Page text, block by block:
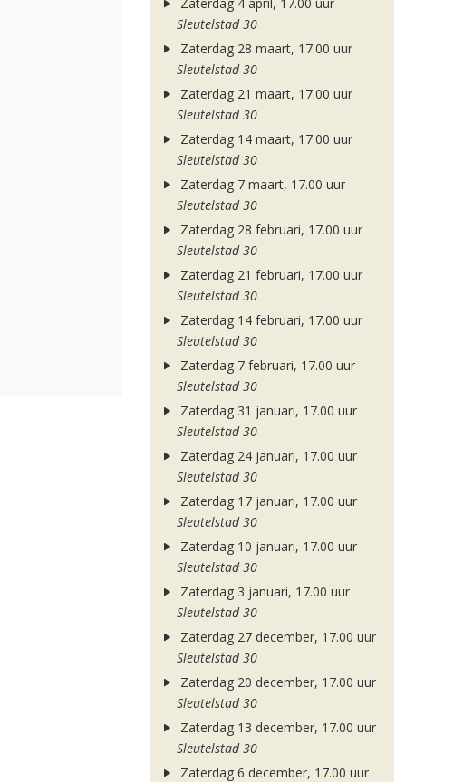
Sleutelstad 30
Zaterdag 28 maart, 17.00 uur
Sleutelstad 30
Zaterdag 21 maart, 17.00 uur
Sleutelstad 30
Zaterdag 14 maart, 17.00 uur
Sleutelstad 30
Zaterdag 7 maart, 17.00 uur
Sleutelstad 30
Zaterdag 28 februari, 17.00 uur
Sleutelstad 30
Zaterdag 21 februari, 17.00 uur
Sleutelstad 30
Zaterdag 14 februari, 17.00 uur
Sleutelstad 30
Zaterdag 7 februari, 17.00 uur
Sleutelstad 30
Zaterdag 31 januari, 17.00 uur
Sleutelstad 30
Zaterdag 24 januari, 17.00 uur
Sleutelstad 30
Zaterdag 17 januari, 17.00 uur
Sleutelstad 30
Zaterdag 10 januari, 17.00 uur
Sleutelstad 30
Zaterdag 3 januari, 17.00 uur
Sleutelstad 30
Zaterdag 27 december, 17.00 uur
Sleutelstad 30
Zaterdag 20 december, 17.00 uur
Sleutelstad 30
Zaterdag 13 december, 17.00 uur
Sleutelstad 30
Zaterdag 6 december, 17.00 uur